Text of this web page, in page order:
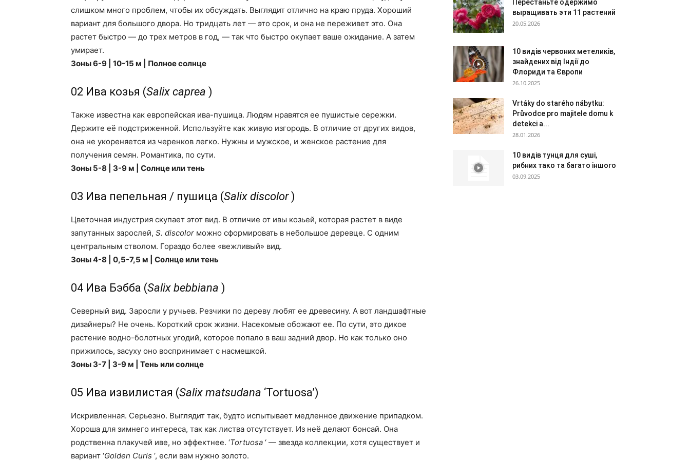
слишком много проблем, чтобы их обсуждать. Выглядит отлично на краю пруда. Хороший
вариант для большого двора. Но тридцать лет — это срок, и она не переживет это. Она
растет быстро — до трех метров в год, — так что быстро окупает ваше ожидание. А затем
умирает.
Зоны 6-9 | 10-15 м | Полное солнце
02 Ива козья (Salix caprea )
Также известна как европейская ива-пушица. Людям нравятся ее пушистые сережки.
Держите её подстриженной. Используйте как живую изгородь. В отличие от других видов,
она не укореняется из черенков легко. Нужны и мужское, и женское растение для
получения семян. Романтика, по сути.
Зоны 5-8 | 3-9 м | Солнце или тень
03 Ива пепельная / пушица (Salix discolor)
Цветочная индустрия скупает этот вид. В отличие от ивы козьей, которая растет в виде
запутанных зарослей, S. discolor можно сформировать в небольшое деревце. С одним
центральным стволом. Гораздо более «вежливый» вид.
Зоны 4-8 | 0,5-7,5 м | Солнце или тень
04 Ива Бэбба (Salix bebbiana )
Северный вид. Заросли у ручьев. Резчики по дереву любят ее древесину. А вот ландшафтные
дизайнеры? Не очень. Короткий срок жизни. Насекомые обожают ее. По сути, это дикое
растение водно-болотных угодий, которое попало в ваш задний двор. Но как только оно
прижилось, засуху оно воспринимает с насмешкой.
Зоны 3-7 | 3-9 м | Тень или солнце
05 Ива извилистая (Salix matsudana ‘Tortuosa’)
Искривленная. Серьезно. Выглядит так, будто испытывает медленное движение припадком.
Хороша для зимнего интереса, так как листва отсутствует. Из неё делают бонсай. Она
родственна плакучей иве, но эффектнее. ‘Tortuosa ‘ — звезда коллекции, хотя существует и
вариант ‘Golden Curls ‘, если вам нужно золото.
Перестаньте одержимо
выращивать эти 11 растений
20.05.2026
10 видів червоних метеликів,
знайдених від Індії до
Флориди та Європи
26.10.2025
Vrtáky do starého nábytku:
Průvodce pro majitele domu k
detekci a...
28.01.2026
10 видів тунця для суші,
рибних тако та багато іншого
03.09.2025